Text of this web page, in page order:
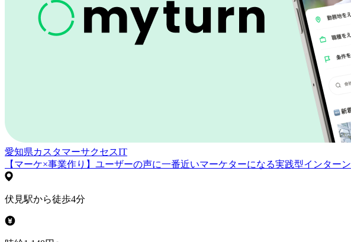
愛知県カスタマーサクセスIT
【マーケ×事業作り】ユーザーの声に一番近いマーケターになる実践型インターン
伏見駅から徒歩4分